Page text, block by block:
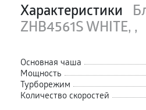
Характеристики
ZHB4561S WHITE, ,
Основная чаша
Мощность
Турборежим
Количество скоростей